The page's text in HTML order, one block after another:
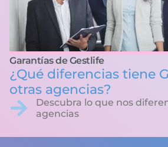
Garantías de Gestlife
¿Qué diferencias tiene
otras agencias?
Descubra lo que nos
agencias